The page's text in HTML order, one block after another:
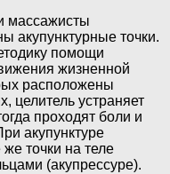
массажисты
акупунктурные точки.
помощи
жизненной
расположены
целитель устраняет
проходят боли и
акупунктуре
точки на теле
(акупрессуре).